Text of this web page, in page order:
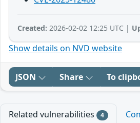
Created: 2026-02-02 12:25 UTC |
Show details on NVD website
JSON Share To
Related vulnerabilities 4